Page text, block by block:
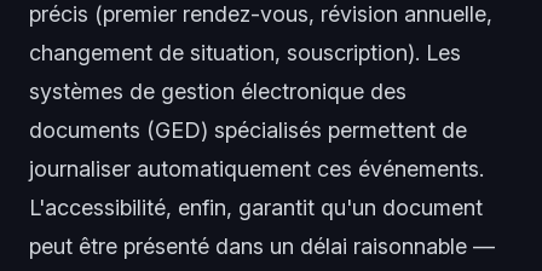
précis (premier rendez-vous, révision annuelle,
changement de situation, souscription). Les
systèmes de gestion électronique des
documents (GED) spécialisés permettent de
journaliser automatiquement ces événements.
L'accessibilité, enfin, garantit qu'un document
peut être présenté dans un délai raisonnable —